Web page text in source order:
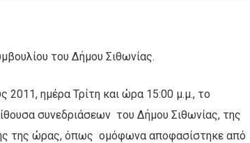
του Δήμου Σιθωνίας.
2011, ημέρα Τρίτη και ώρα 15:00 μ.μ., το
συνεδριάσεων του Δήμου Σιθωνίας, της
της ώρας, όπως ομόφωνα αποφασίστηκε από